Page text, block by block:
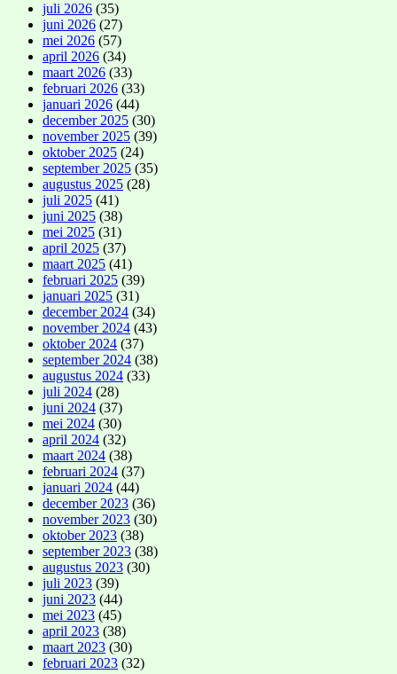
juli 2026 (35)
juni 2026 (27)
mei 2026 (57)
april 2026 (34)
maart 2026 (33)
februari 2026 (33)
januari 2026 (44)
december 2025 (30)
november 2025 (39)
oktober 2025 (24)
september 2025 (35)
augustus 2025 (28)
juli 2025 (41)
juni 2025 (38)
mei 2025 (31)
april 2025 (37)
maart 2025 (41)
februari 2025 (39)
januari 2025 (31)
december 2024 (34)
november 2024 (43)
oktober 2024 (37)
september 2024 (38)
augustus 2024 (33)
juli 2024 (28)
juni 2024 (37)
mei 2024 (30)
april 2024 (32)
maart 2024 (38)
februari 2024 (37)
januari 2024 (44)
december 2023 (36)
november 2023 (30)
oktober 2023 (38)
september 2023 (38)
augustus 2023 (30)
juli 2023 (39)
juni 2023 (44)
mei 2023 (45)
april 2023 (38)
maart 2023 (30)
februari 2023 (32)